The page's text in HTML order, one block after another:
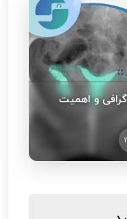
و اهمیت